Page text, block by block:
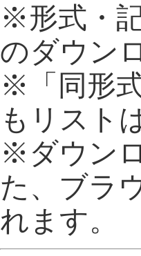
※形式・
のダウン
※「同形
もリスト
※ダウン
た、ブラ
れます。